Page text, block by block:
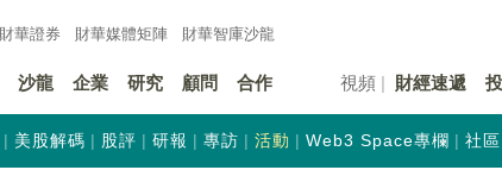
財華證券 財華媒體矩陣 財華智庫沙龍
沙龍 企業 研究 顧問 合作 視頻 財經速遞
美股解碼 股評 研報 專訪 活動 Web3 Space專欄 社區